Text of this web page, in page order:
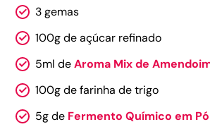
3 gemas
100g de açúcar refinado
5ml deAroma Mix de
100g de farinha de trigo
5g de Fermento Químico em